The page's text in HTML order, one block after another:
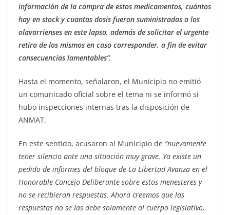
información de la compra de estos medicamentos, cuántos
hay en stock y cuantas dosis fueron suministradas a los
olavarrienses en este lapso, además de solicitar el urgente
retiro de los mismos en caso corresponder, a fin de evitar
consecuencias lamentables”.
Hasta el momento, señalaron, el Municipio no emitió
un comunicado oficial sobre el tema ni se informó si
hubo inspecciones internas tras la disposición de
ANMAT.
En este sentido, acusaron al Municipio de “nuevamente
tener silencio ante una situación muy grave. Ya existe un
pedido de informes del bloque de La Libertad Avanza en el
Honorable Concejo Deliberante sobre estos menesteres y
no se recibieron respuestas. Ahora creemos que las
respuestas no se las debe solamente al cuerpo legislativo,